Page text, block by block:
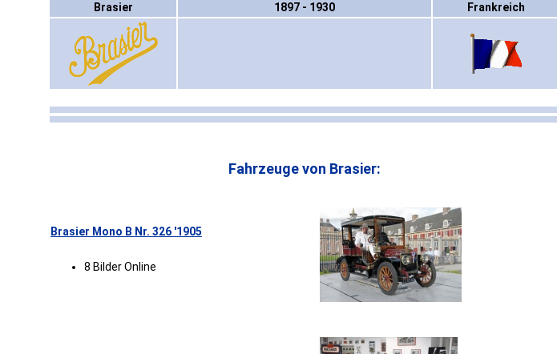
Brasier 1897 - 1930 Frankreich
Fahrzeuge von Brasier:
Brasier Mono B Nr. 326 '1905
8 Bilder Online